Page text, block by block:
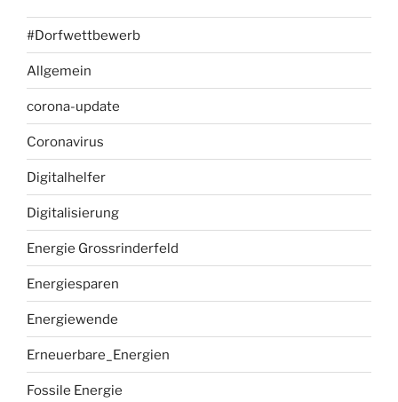
#Dorfwettbewerb
Allgemein
corona-update
Coronavirus
Digitalhelfer
Digitalisierung
Energie Grossrinderfeld
Energiesparen
Energiewende
Erneuerbare_Energien
Fossile Energie